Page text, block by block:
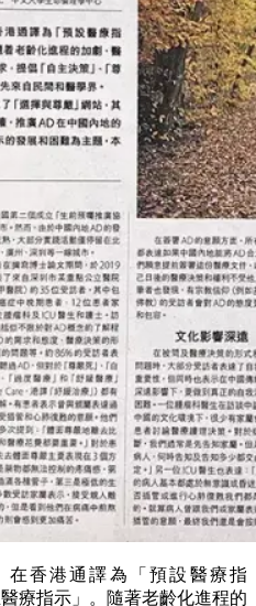
在香港通譯為「預設醫療指
療指示」。隨著老齡化進程的